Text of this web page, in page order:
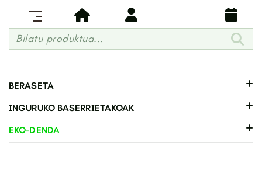
Bilatu produktua...
BERASETA
INGURUKO BASERRIETAKOAK
EKO-DENDA